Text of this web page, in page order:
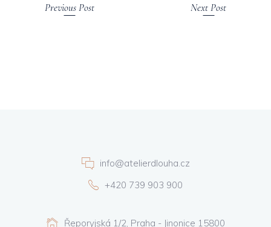
Previous Post Next Post
info@atelierdlouha.cz
+420 739 903 900
Řeporyjská 1/2, Praha - Jinonice 15800